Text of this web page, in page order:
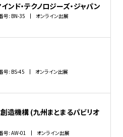
ンド・テクノロジーズ・ジャパン
号: BN-35 オンライン出展
号: BS-45 オンライン出展
造機構 (九州まとまるパビリオ
号: AW-01 オンライン出展